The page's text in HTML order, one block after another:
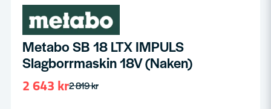
Metabo SB 18 LTX IMPULS
Slagborrmaskin 18V (Naken)
2 819 kr
2 643 kr